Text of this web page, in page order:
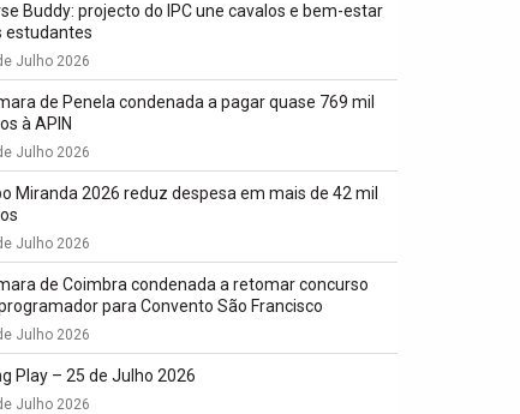
Buddy: projecto do IPC une cavalos e bem-estar
estudantes
Julho 2026
de Penela condenada a pagar quase 769 mil
à APIN
Julho 2026
Miranda 2026 reduz despesa em mais de 42 mil
Julho 2026
de Coimbra condenada a retomar concurso
para Convento São Francisco
Julho 2026
Play – 25 de Julho 2026
Julho 2026